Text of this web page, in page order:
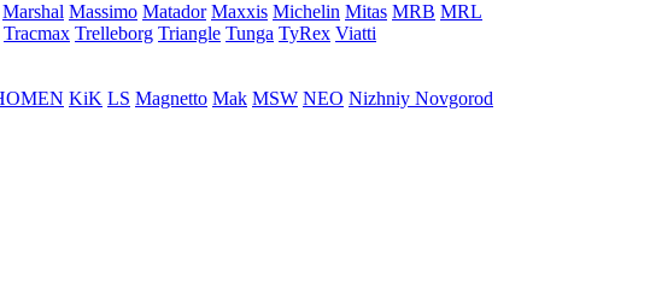
Marshal Massimo Matador Maxxis Michelin Mitas MRB MRL
Tracmax Trelleborg Triangle Tunga TyRex Viatti
KiK LS Magnetto Mak MSW NEO Nizhniy Novgorod